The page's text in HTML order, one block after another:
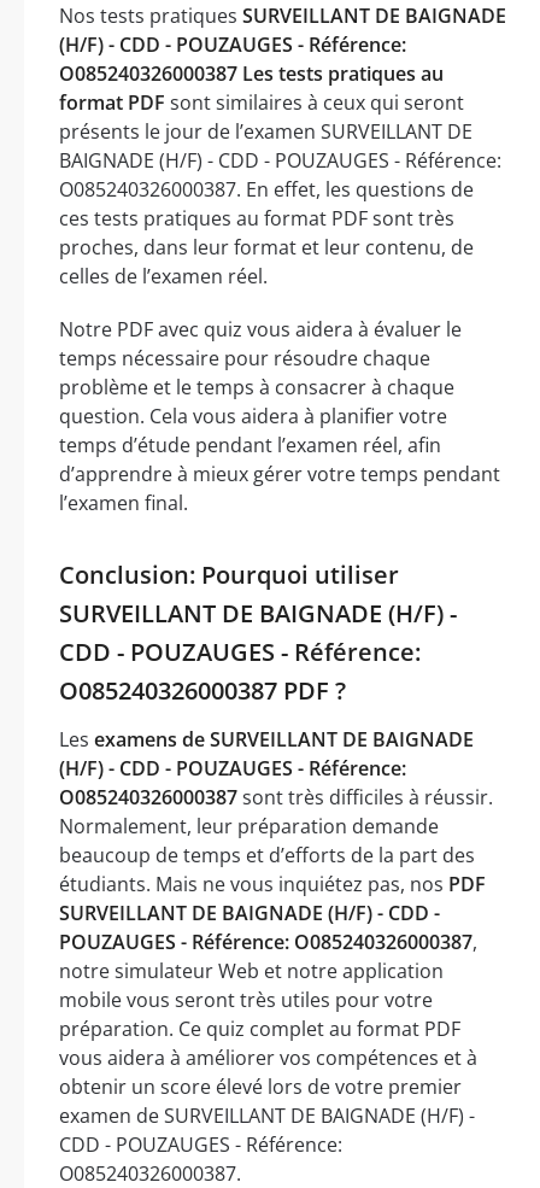
Nos tests pratiques SURVEILLANT DE BAIGNADE
(H/F) - CDD - POUZAUGES - Référence:
O085240326000387 Les tests pratiques au
format PDF sont similaires à ceux qui seront
présents le jour de l’examen SURVEILLANT DE
BAIGNADE (H/F) - CDD - POUZAUGES - Référence:
O085240326000387. En effet, les questions de
ces tests pratiques au format PDF sont très
proches, dans leur format et leur contenu, de
celles de l’examen réel.
Notre PDF avec quiz vous aidera à évaluer le
temps nécessaire pour résoudre chaque
problème et le temps à consacrer à chaque
question. Cela vous aidera à planifier votre
temps d’étude pendant l’examen réel, afin
d’apprendre à mieux gérer votre temps pendant
l’examen final.
Conclusion: Pourquoi utiliser
SURVEILLANT DE BAIGNADE (H/F) -
CDD - POUZAUGES - Référence:
O085240326000387 PDF ?
Les examens de SURVEILLANT DE BAIGNADE
(H/F) - CDD - POUZAUGES - Référence:
O085240326000387sont très difficiles à réussir.
Normalement, leur préparation demande
beaucoup de temps et d’efforts de la part des
étudiants. Mais ne vous inquiétez pas, nos PDF
SURVEILLANT DE BAIGNADE (H/F) - CDD -
POUZAUGES - Référence: O085240326000387,
notre simulateur Web et notre application
mobile vous seront très utiles pour votre
préparation. Ce quiz complet au format PDF
vous aidera à améliorer vos compétences et à
obtenir un score élevé lors de votre premier
examen de SURVEILLANT DE BAIGNADE (H/F) -
CDD - POUZAUGES - Référence:
O085240326000387.